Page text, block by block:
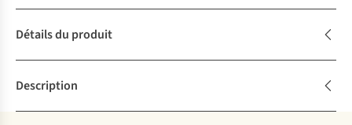
Détails du produit
Description